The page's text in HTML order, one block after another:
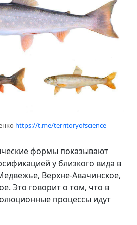
https://t.me/territoryofscience
формы показывают
у близкого вида в
Верхне-Авачинское,
Это говорит о том, что в
процессы идут